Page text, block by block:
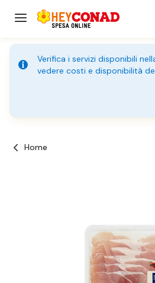
Verifica i servizi disponibili
vedere costi e disponibilità
Home